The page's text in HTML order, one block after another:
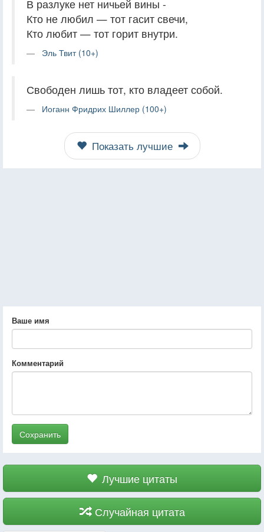
В разлуке нет ничьей вины -
Кто не любил — тот гасит свечи,
Кто любит — тот горит внутри.
Эль Твит (10+)
Свободен лишь тот, кто владеет собой.
Иоганн Фридрих Шиллер (100+)
Показать лучшие
Ваше имя
Комментарий
Сохранить
Лучшие цитаты
Случайная цитата